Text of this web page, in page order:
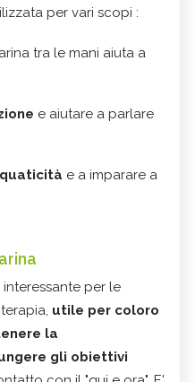
per vari scopi :
tra le mani aiuta a
e aiutare a parlare
e a imparare a
per le
utile per coloro
la
gli obiettivi